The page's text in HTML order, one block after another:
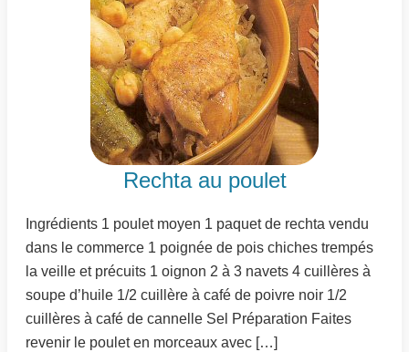
Rechta au poulet
Ingrédients 1 poulet moyen 1 paquet de rechta vendu
dans le commerce 1 poignée de pois chiches trempés
la veille et précuits 1 oignon 2 à 3 navets 4 cuillères à
soupe d’huile 1/2 cuillère à café de poivre noir 1/2
cuillères à café de cannelle Sel Préparation Faites
revenir le poulet en morceaux avec […]